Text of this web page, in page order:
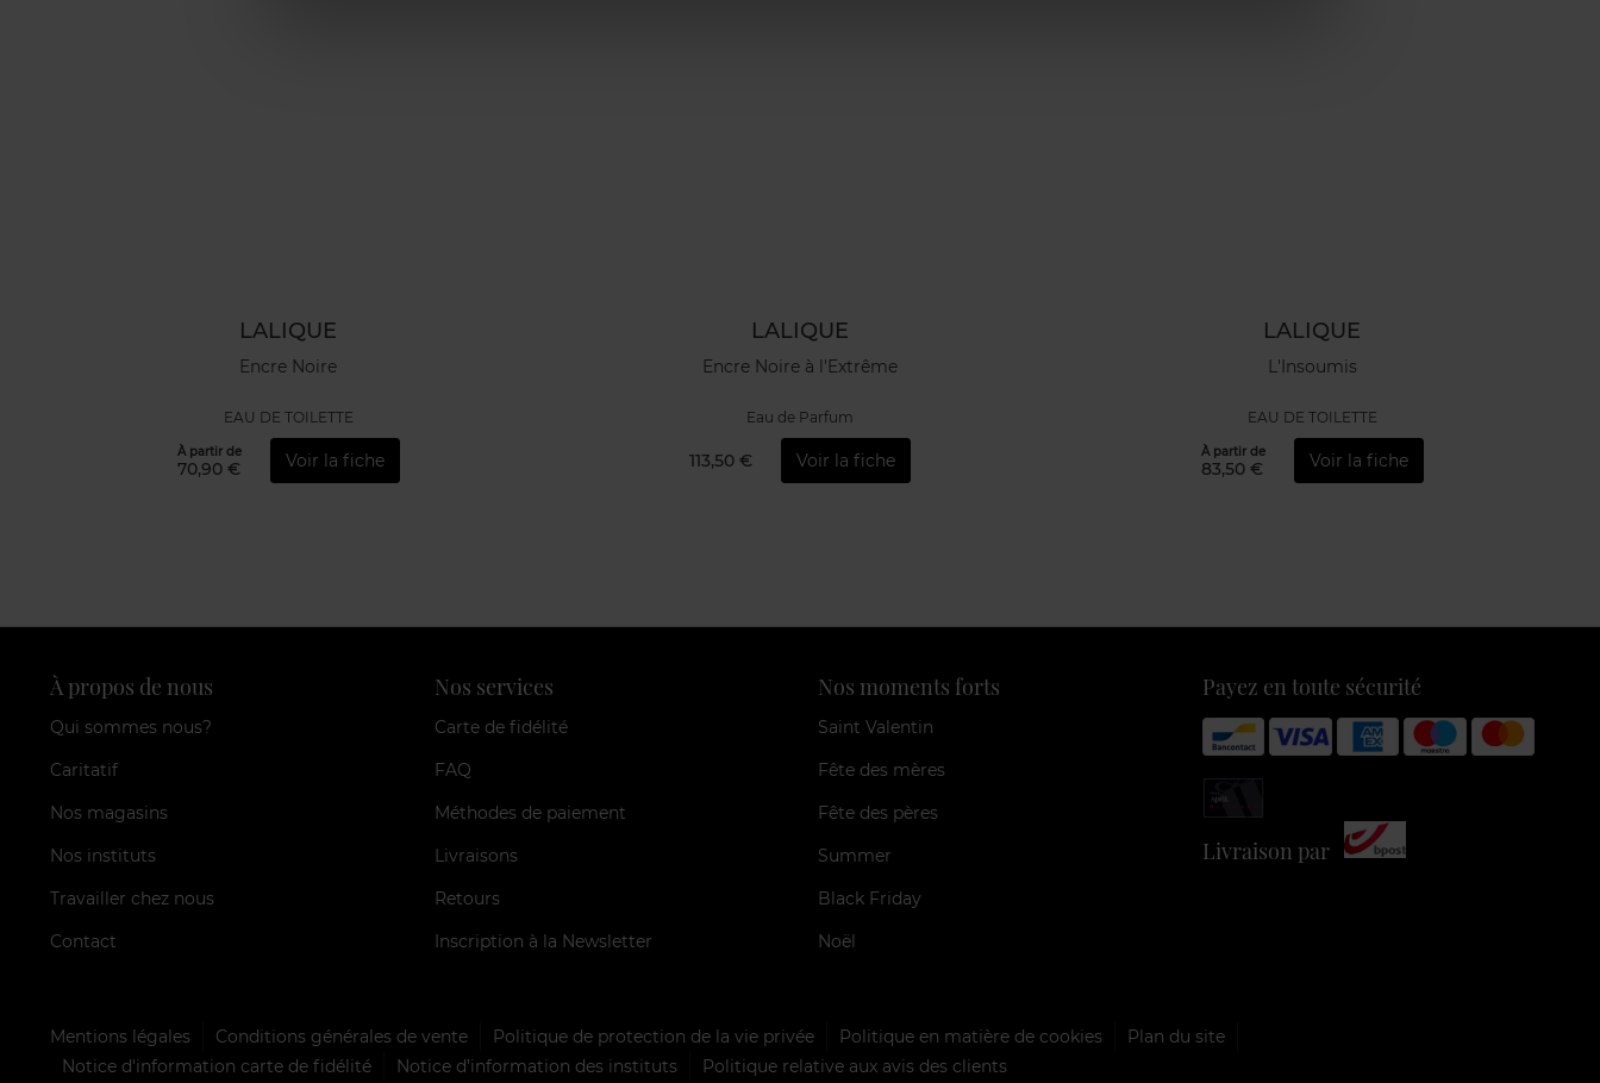
LALIQUE
Encre Noire
EAU DE TOILETTE
À partir de
70,90 € Voir la fiche
LALIQUE
Encre Noire à l'Extrême
Eau de Parfum
113,50 € Voir la fiche
LALIQUE
L'Insoumis
EAU DE TOILETTE
À partir de
83,50 € Voir la fiche
À propos de nous
Qui sommes nous?
Caritatif
Nos magasins
Nos instituts
Travailler chez nous
Contact
Nos services
Carte de fidélité
FAQ
Méthodes de paiement
Livraisons
Retours
Inscription à la Newsletter
Nos moments forts
Saint Valentin
Fête des mères
Fête des pères
Summer
Black Friday
Noël
Payez en toute sécurité
Livraison par
Mentions légales Conditions générales de vente Politique de protection de la vie privée Politique en matière de cookies
Plan du site
Notice d'information carte de fidélité
Notice d’information des instituts Politique relative aux avis des clients